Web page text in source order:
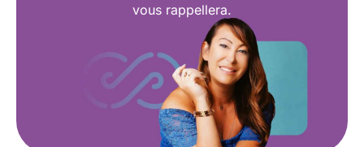
vous rappellera.